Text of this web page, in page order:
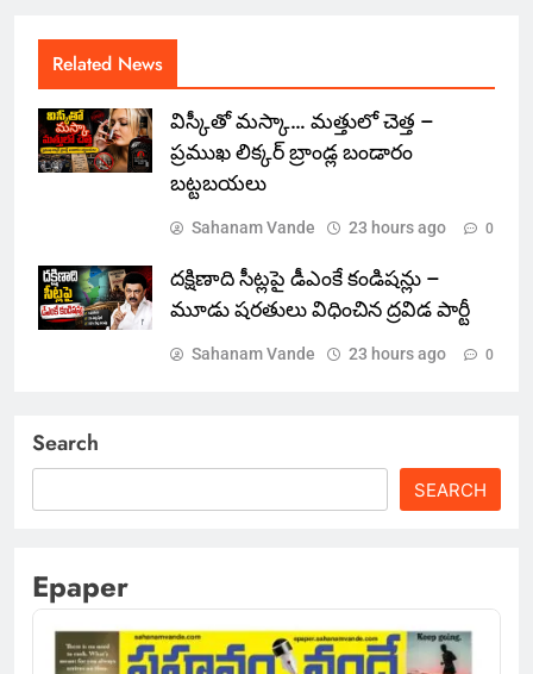
Related News
విస్కీతో మస్కా… మత్తులో చెత్త –
ప్రముఖ లిక్కర్ బ్రాండ్ల బండారం
బట్టబయలు
Sahanam Vande 23 hours ago 0
దక్షిణాది సీట్లపై డీఎంకే కండిషన్లు –
మూడు షరతులు విధించిన ద్రవిడ పార్టీ
Sahanam Vande 23 hours ago 0
Search
SEARCH
Epaper